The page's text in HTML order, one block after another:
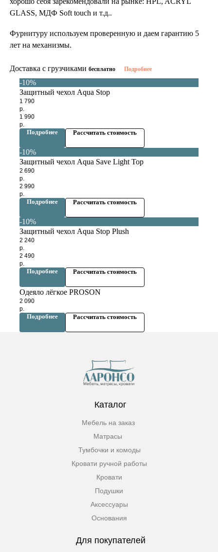
GLASS, МДФ Soft touch и т.д..
Фурнитуру используем проверенную и даем гарантию 5
лет на механизмы.
Доставка с грузчиками бесплатно Подробнее
-10%
Защитный чехол Aqua Stop
1 790
р.
1 990
р.
Подробнее Рассчитать стоимость
-10%
Защитный чехол Aqua Save Light Top
2 690
р.
2 990
р.
Подробнее Рассчитать стоимость
-10%
Защитный чехол Aqua Stop Plush
2 240
р.
2 490
р.
Подробнее Рассчитать стоимость
Одеяло лёгкое PROSON
2 090
р.
Подробнее Рассчитать стоимость
Мебель на заказ
Каталог
Для покупателей
Матрасы
Тумбочки и комоды
Кровати ручной работы
Кровати
Подушки
Аксессуары
Основания